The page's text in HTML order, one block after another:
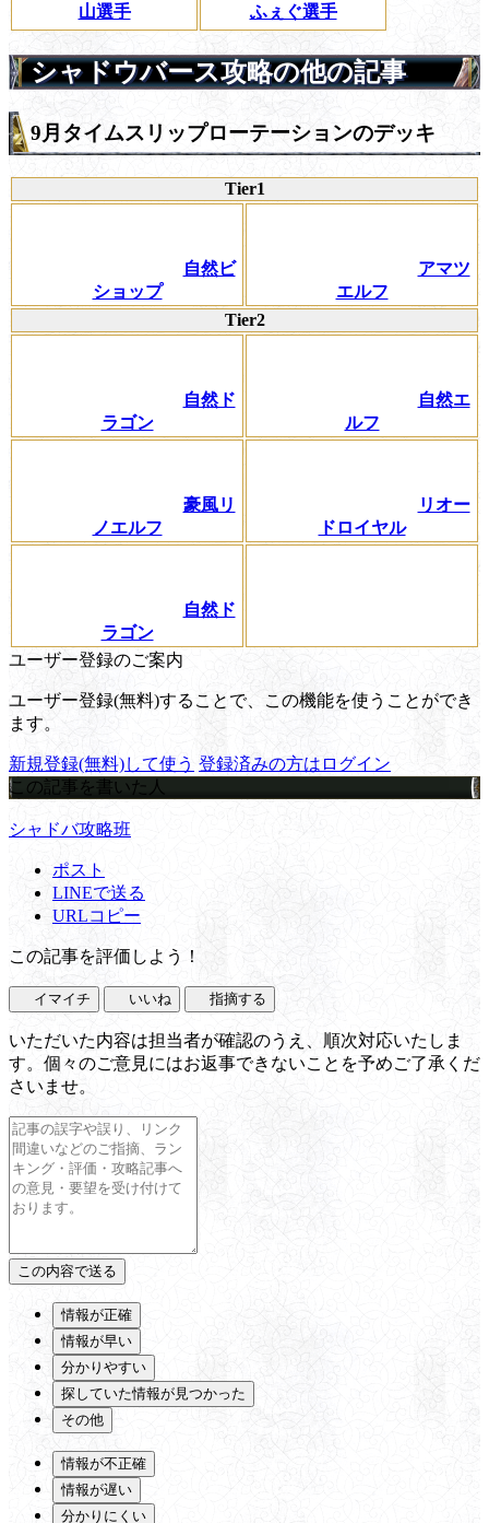
山選手 ふぇぐ選手
シャドウバース攻略の他の記事
9月タイムスリップローテーションのデッキ
Tier1
自然ビ
ショップ
アマツ
エルフ
Tier2
自然ド
ラゴン
自然エ
ルフ
豪風リ
ノエルフ
リオー
ドロイヤル
自然ド
ラゴン
ユーザー登録のご案内
ユーザー登録(無料)することで、この機能を使うことができ
ます。
新規登録(無料)して使う 登録済みの方はログイン
この記事を書いた人
シャドバ攻略班
ポスト
LINEで送る
URLコピー
この記事を評価しよう！
イマイチ いいね 指摘する
いただいた内容は担当者が確認のうえ、順次対応いたしま
す。個々のご意見にはお返事できないことを予めご了承くだ
さいませ。
情報が正確
情報が早い
分かりやすい
探していた情報が見つかった
その他
情報が不正確
情報が遅い
分かりにくい